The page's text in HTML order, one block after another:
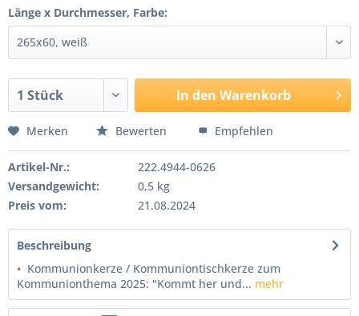
Länge x Durchmesser, Farbe:
In den Warenkorb
Merken Bewerten Empfehlen
Artikel-Nr.:
222.4944-0626
Versandgewicht:
0,5 kg
Preis vom:
21.08.2024
Beschreibung
• Kommunionkerze / Kommuniontischkerze zum
Kommunionthema 2025: "Kommt her und... mehr